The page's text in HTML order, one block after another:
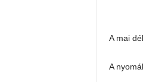
A mai
A